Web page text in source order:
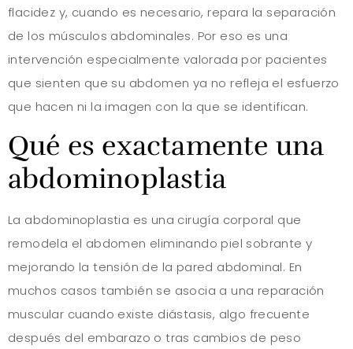
flacidez y, cuando es necesario, repara la separación
de los músculos abdominales. Por eso es una
intervención especialmente valorada por pacientes
que sienten que su abdomen ya no refleja el esfuerzo
que hacen ni la imagen con la que se identifican.
Qué es exactamente una
abdominoplastia
La abdominoplastia es una cirugía corporal que
remodela el abdomen eliminando piel sobrante y
mejorando la tensión de la pared abdominal. En
muchos casos también se asocia a una reparación
muscular cuando existe diástasis, algo frecuente
después del embarazo o tras cambios de peso